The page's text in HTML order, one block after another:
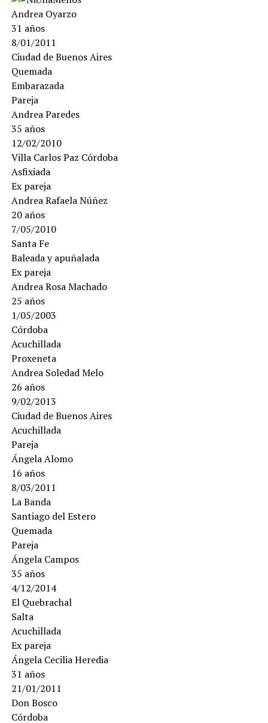
Andrea Oyarzo
31 años
8/01/2011
Ciudad de Buenos Aires
Quemada
Embarazada
Pareja
Andrea Paredes
35 años
12/02/2010
Villa Carlos Paz Córdoba
Asfixiada
Ex pareja
Andrea Rafaela Núñez
20 años
7/05/2010
Santa Fe
Baleada y apuñalada
Ex pareja
Andrea Rosa Machado
25 años
1/05/2003
Córdoba
Acuchillada
Proxeneta
Andrea Soledad Melo
26 años
9/02/2013
Ciudad de Buenos Aires
Acuchillada
Pareja
Ángela Alomo
16 años
8/03/2011
La Banda
Santiago del Estero
Quemada
Pareja
Ángela Campos
35 años
4/12/2014
El Quebrachal
Salta
Acuchillada
Ex pareja
Ángela Cecilia Heredia
31 años
21/01/2011
Don Bosco
Córdoba